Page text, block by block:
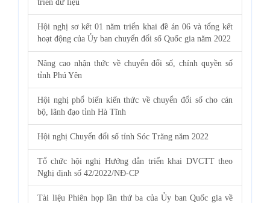
triển dữ liệu
Hội nghị sơ kết 01 năm triển khai đề án 06 và tổng kết
hoạt động của Ủy ban chuyển đổi số Quốc gia năm 2022
Nâng cao nhận thức về chuyển đổi số, chính quyền số
tỉnh Phú Yên
Hội nghị phổ biến kiến thức về chuyển đổi số cho cán
bộ, lãnh đạo tỉnh Hà Tĩnh
Hội nghị Chuyển đổi số tỉnh Sóc Trăng năm 2022
Tổ chức hội nghị Hướng dẫn triển khai DVCTT theo
Nghị định số 42/2022/NĐ-CP
Tài liệu Phiên họp lần thứ ba của Ủy ban Quốc gia về